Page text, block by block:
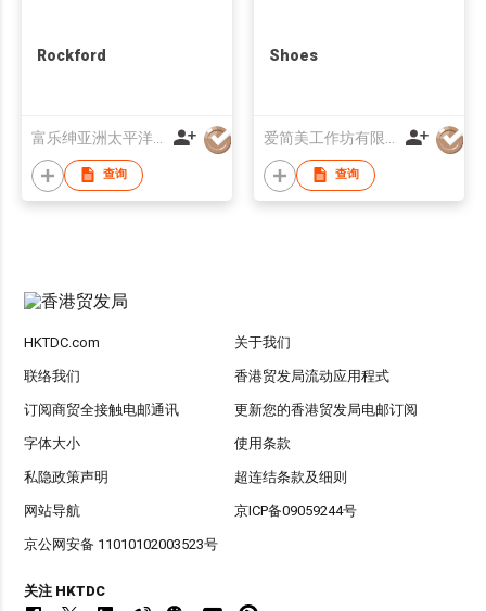
Rockford
富乐绅亚洲太平洋有限公司
查询
Shoes
查询
HKTDC.com 关于我们
联络我们 香港贸发局流动应用程式
订阅商贸全接触电邮通讯 更新您的香港贸发局电邮订阅
字体大小 使用条款
私隐政策声明 超连结条款及细则
网站导航 京ICP备09059244号
京公网安备 11010102003523号
关注 HKTDC